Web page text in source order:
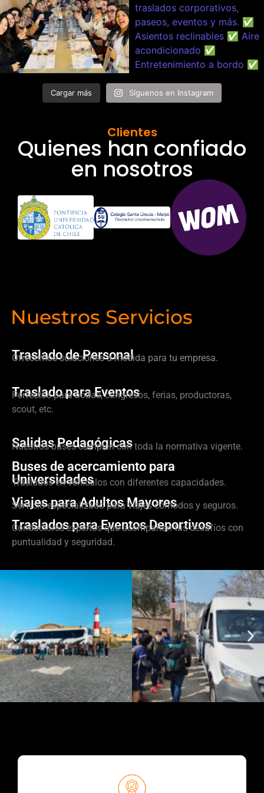
Cargar más Síguenos en Instagram
Clientes
Quienes han confiado
en nosotros
Nuestros Servicios
Traslado de Personal
Ofrecemos soluciones a medida para tu empresa.
Traslado para Eventos
Perfectos para bodas, congresos, ferias, productoras,
scout, etc.
Salidas Pedagógicas
Nuestros buses cumplen con toda la normativa vigente.
Buses de acercamiento para
Universidades
Traslados en vehículos con diferentes capacidades.
Viajes para Adultos Mayores
Servicio especializado para viajes cómodos y seguros.
Traslados para Eventos Deportivos
Conductores expertos que acompañan tus desafíos con
puntualidad y seguridad.